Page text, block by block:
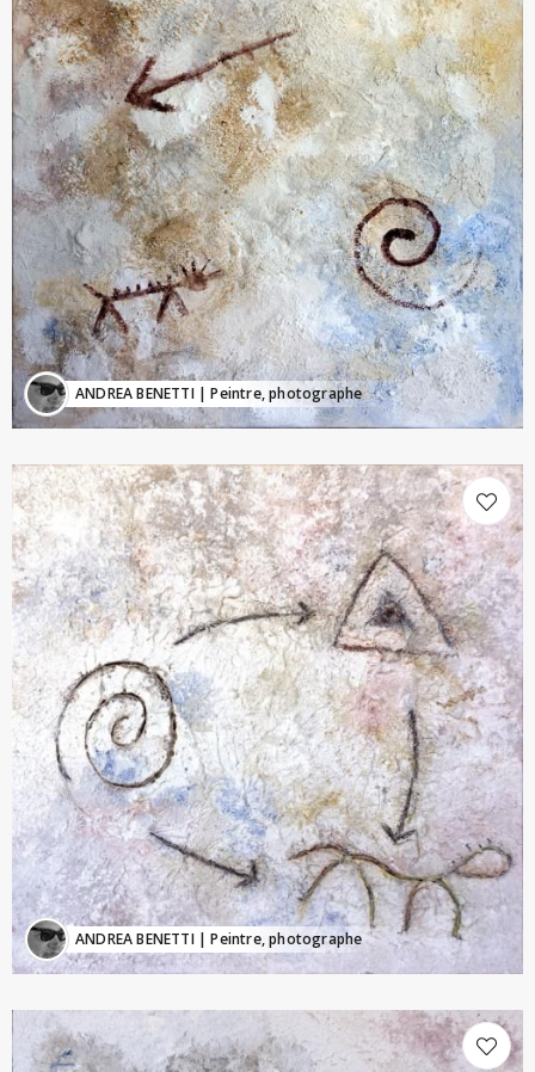
ANDREA BENETTI| Peintre, photographe
ANDREA BENETTI| Peintre, photographe